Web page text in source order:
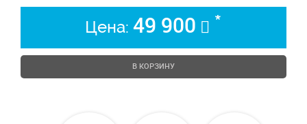
Цена: 49 900 *
В КОРЗИНУ